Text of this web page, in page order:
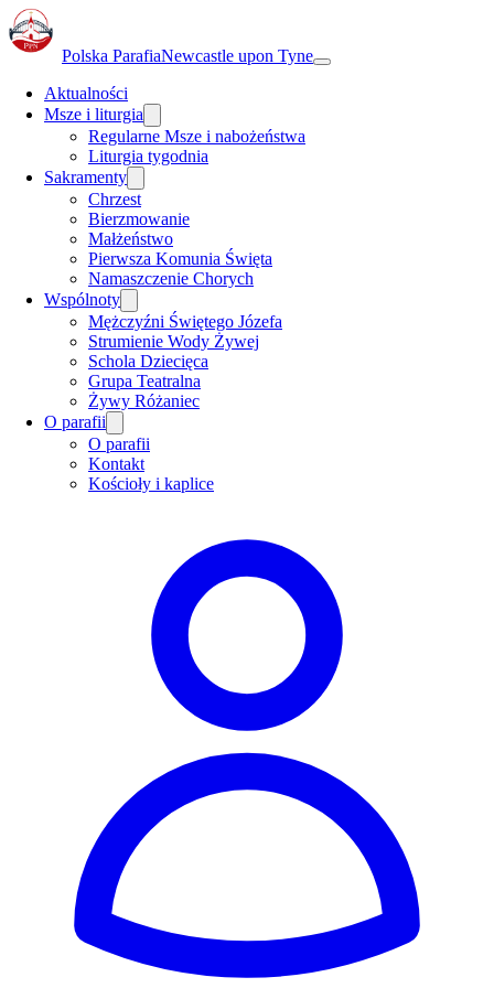
Polska ParafiaNewcastle upon Tyne
Aktualności
Msze i liturgia
Regularne Msze i nabożeństwa
Liturgia tygodnia
Sakramenty
Chrzest
Bierzmowanie
Małżeństwo
Pierwsza Komunia Święta
Namaszczenie Chorych
Wspólnoty
Mężczyźni Świętego Józefa
Strumienie Wody Żywej
Schola Dziecięca
Grupa Teatralna
Żywy Różaniec
O parafii
O parafii
Kontakt
Kościoły i kaplice